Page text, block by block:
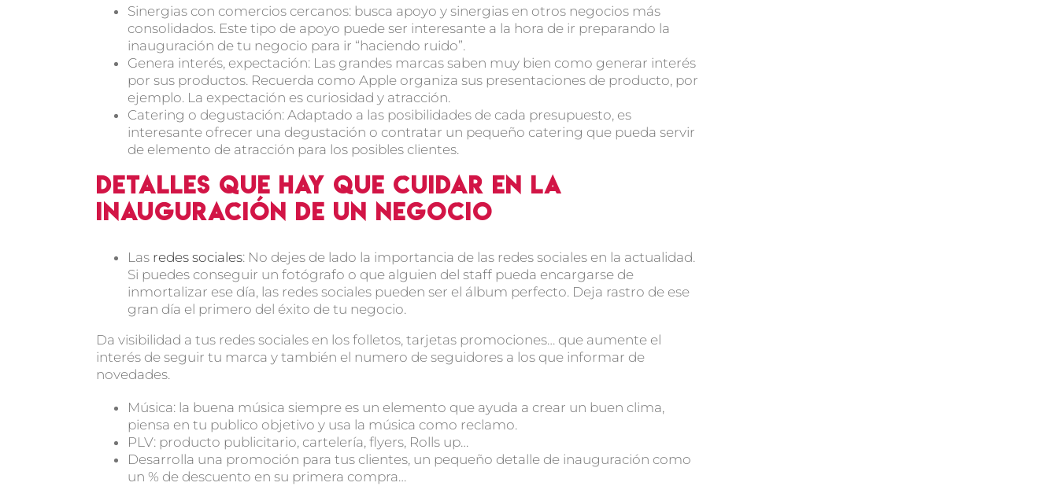
Sinergias con comercios cercanos: busca apoyo y sinergias en otros negocios más
consolidados. Este tipo de apoyo puede ser interesante a la hora de ir preparando la
inauguración de tu negocio para ir “haciendo ruido”.
Genera interés, expectación: Las grandes marcas saben muy bien como generar interés
por sus productos. Recuerda como Apple organiza sus presentaciones de producto, por
ejemplo. La expectación es curiosidad y atracción.
Catering o degustación: Adaptado a las posibilidades de cada presupuesto, es
interesante ofrecer una degustación o contratar un pequeño catering que pueda servir
de elemento de atracción para los posibles clientes.
Detalles que hay que cuidar en la
inauguración de un negocio
Lasredes sociales: No dejes de lado la importancia de las redes sociales en la actualidad.
Si puedes conseguir un fotógrafo o que alguien del staff pueda encargarse de
inmortalizar ese día, las redes sociales pueden ser el álbum perfecto. Deja rastro de ese
gran día el primero del éxito de tu negocio.
Da visibilidad a tus redes sociales en los folletos, tarjetas promociones… que aumente el
interés de seguir tu marca y también el numero de seguidores a los que informar de
novedades.
Música: la buena música siempre es un elemento que ayuda a crear un buen clima,
piensa en tu publico objetivo y usa la música como reclamo.
PLV: producto publicitario, cartelería, flyers, Rolls up…
Desarrolla una promoción para tus clientes, un pequeño detalle de inauguración como
un % de descuento en su primera compra…